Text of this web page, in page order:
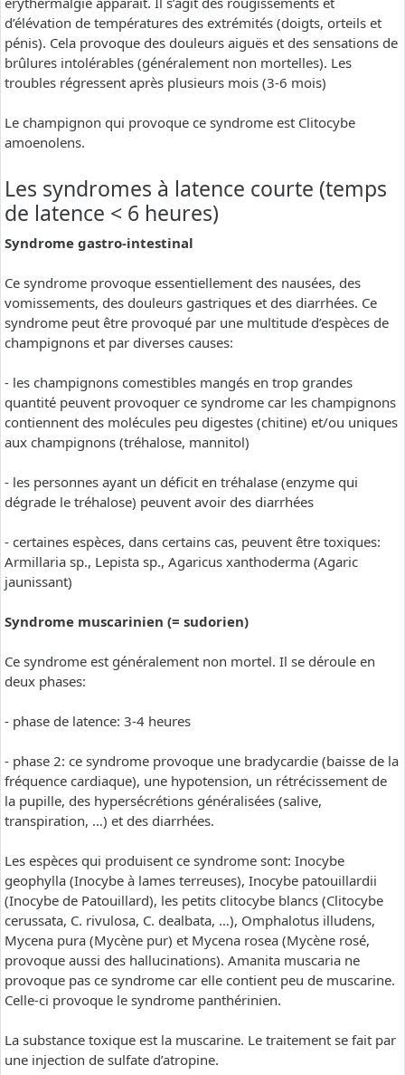
d’élévation de températures des extrémités (doigts, orteils et
pénis). Cela provoque des douleurs aiguës et des sensations de
brûlures intolérables (généralement non mortelles). Les
troubles régressent après plusieurs mois (3-6 mois)
Le champignon qui provoque ce syndrome est Clitocybe
amoenolens.
Les syndromes à latence courte (temps
de latence < 6 heures)
Syndrome gastro-intestinal
Ce syndrome provoque essentiellement des nausées, des
vomissements, des douleurs gastriques et des diarrhées. Ce
syndrome peut être provoqué par une multitude d’espèces de
champignons et par diverses causes:
- les champignons comestibles mangés en trop grandes
quantité peuvent provoquer ce syndrome car les champignons
contiennent des molécules peu digestes (chitine) et/ou uniques
aux champignons (tréhalose, mannitol)
- les personnes ayant un déficit en tréhalase (enzyme qui
dégrade le tréhalose) peuvent avoir des diarrhées
- certaines espèces, dans certains cas, peuvent être toxiques:
Armillaria sp., Lepista sp., Agaricus xanthoderma (Agaric
jaunissant)
Syndrome muscarinien (= sudorien)
Ce syndrome est généralement non mortel. Il se déroule en
deux phases:
- phase de latence: 3-4 heures
- phase 2: ce syndrome provoque une bradycardie (baisse de la
fréquence cardiaque), une hypotension, un rétrécissement de
la pupille, des hypersécrétions généralisées (salive,
transpiration, …) et des diarrhées.
Les espèces qui produisent ce syndrome sont: Inocybe
geophylla (Inocybe à lames terreuses), Inocybe patouillardii
(Inocybe de Patouillard), les petits clitocybe blancs (Clitocybe
cerussata, C. rivulosa, C. dealbata, …), Omphalotus illudens,
Mycena pura (Mycène pur) et Mycena rosea (Mycène rosé,
provoque aussi des hallucinations). Amanita muscaria ne
provoque pas ce syndrome car elle contient peu de muscarine.
Celle-ci provoque le syndrome panthérinien.
La substance toxique est la muscarine. Le traitement se fait par
une injection de sulfate d’atropine.